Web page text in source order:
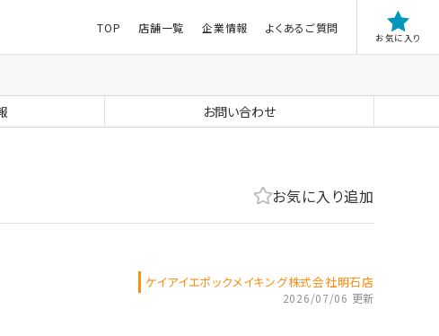
TOP 店舗一覧 企業情報 よくあるご質問
お気に入り
お問い合わせ
お気に入り追加
ケイアイエポックメイキング株式会社明石店
2026/07/06 更新